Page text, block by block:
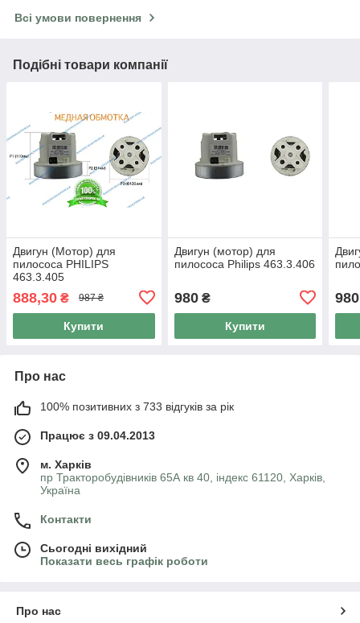
Всі умови повернення
Подібні товари компанії
Двигун (Мотор) для
пилососа PHILIPS
463.3.405
888,30 ₴ 987 ₴
Купити
Двигун (мотор) для
пилососа Philips 463.3.406
980₴
Купити
980
Про нас
100% позитивних з 733 відгуків за рік
Працює з 09.04.2013
м. Харків
пр Тракторобудівників 65А кв 40, індекс 61120, Харків,
Україна
Контакти
Сьогодні вихідний
Показати весь графік роботи
Про нас